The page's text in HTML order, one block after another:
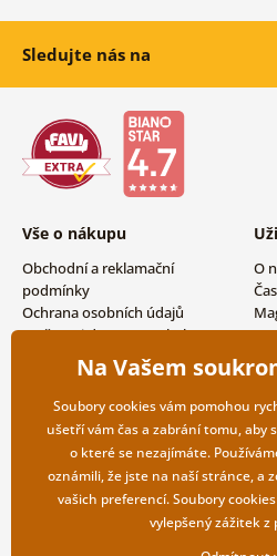
Sledujte nás na
Vše o nákupu
Obchodní a reklamační
podmínky
Ochrana osobních údajů
Možnosti dopravy a platby
Vrácení zboží
O
Na Vašem
Soubory cookies vám pomohou
ušetří vám čas a zabrání tomu, aby
o které se nezajímáte.
oznámili, že jste na naší stránce, a
vašich preferencí. Soubory
vylepšený zážitek z